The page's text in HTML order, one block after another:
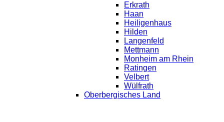
Erkrath
Haan
Heiligenhaus
Hilden
Langenfeld
Mettmann
Monheim am Rhein
Ratingen
Velbert
Wülfrath
Oberbergisches Land